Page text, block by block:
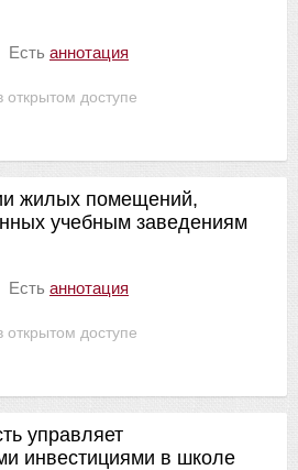
открытом доступе
Есть аннотация
открытом доступе
жилых помещений,
учебным заведениям
Есть аннотация
управляет
инвестициями в школе